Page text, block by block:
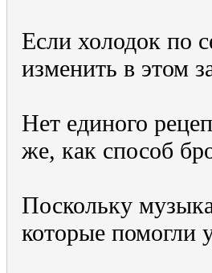
Если холодок по
изменить в этом
Нет единого
же, как способ
Поскольку
которые помогли